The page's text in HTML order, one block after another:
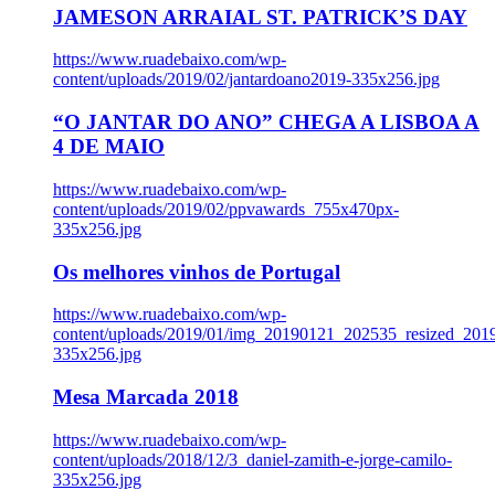
JAMESON ARRAIAL ST. PATRICK’S DAY
https://www.ruadebaixo.com/wp-
content/uploads/2019/02/jantardoano2019-335x256.jpg
“O JANTAR DO ANO” CHEGA A LISBOA A
4 DE MAIO
https://www.ruadebaixo.com/wp-
content/uploads/2019/02/ppvawards_755x470px-
335x256.jpg
Os melhores vinhos de Portugal
https://www.ruadebaixo.com/wp-
content/uploads/2019/01/
335x256.jpg
Mesa Marcada 2018
https://www.ruadebaixo.com/wp-
content/uploads/2018/12/3_daniel-zamith-e-jorge-camilo-
335x256.jpg